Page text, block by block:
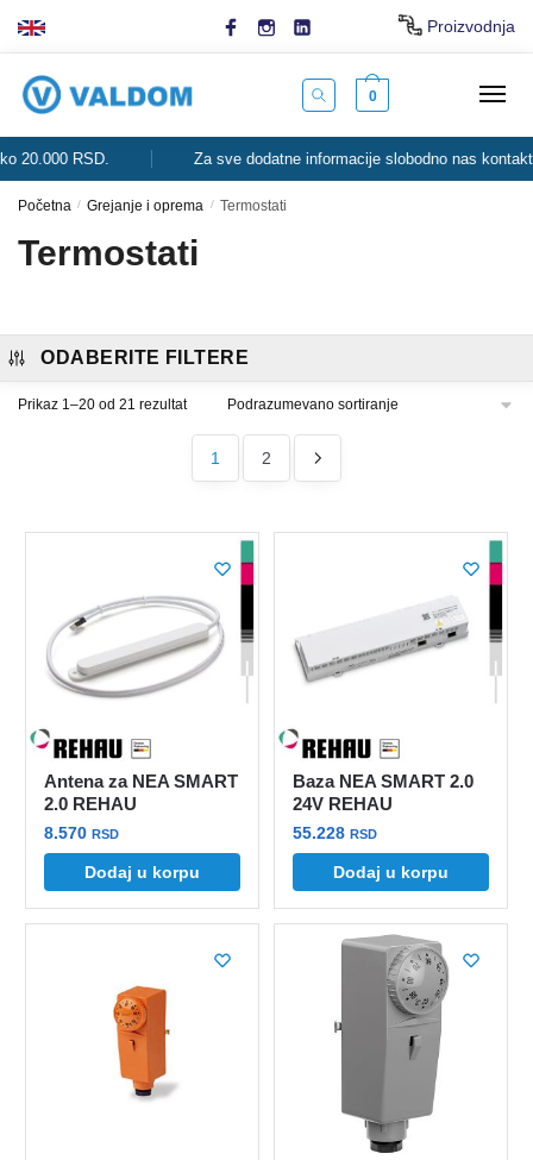
Proizvodnja
0
RSD. Za sve dodatne informacije slobodno nas kontaktirajte.
Početna / Grejanje i oprema / Termostati
Termostati
ODABERITE FILTERE
Prikaz 1–20 od 21 rezultat
1 2
Antena za NEA SMART
2.0 REHAU
8.570RSD
Dodaj u korpu
Baza NEA SMART 2.0
24V REHAU
55.228RSD
Dodaj u korpu